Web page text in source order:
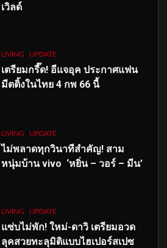
เวิลด์
LIVING UPDATE
เตรียมกรี๊ด! อีแจอุค ประกาศแฟน
มีตติ้งในไทย 4 กพ 66 นี้
LIVING UPDATE
ไม่พลาดทุกวินาทีสำคัญ! สาม
หนุ่มบ้าน vivo ‘หยิ่น – วอร์ – มีน’
LIVING UPDATE
แซ่บไม่พัก! ใหม่-ดาวิ เตรียมอวด
ลุคสวยทะลุมิติแบบไฮเปอร์สเปซ